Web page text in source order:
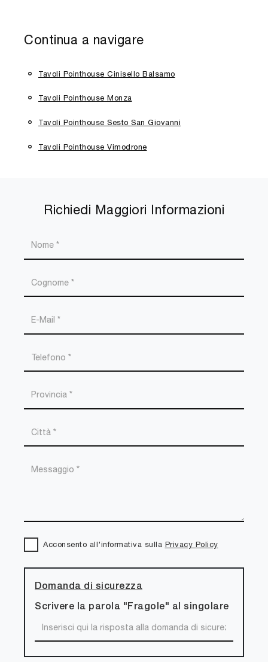
Continua a navigare
Tavoli Pointhouse Cinisello Balsamo
Tavoli Pointhouse Monza
Tavoli Pointhouse Sesto San Giovanni
Tavoli Pointhouse Vimodrone
Richiedi Maggiori Informazioni
Acconsento all'informativa sulla Privacy Policy
Domanda di sicurezza
Scrivere la parola "Fragole" al singolare